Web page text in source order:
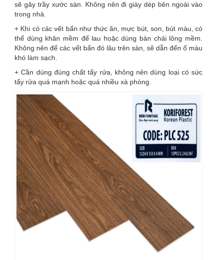
sẽ gây trầy xước sàn. Không nên đi giày dép bên ngoài vào
trong nhà.
+ Khi có các vết bẩn như thức ăn, mực bút, son, bút màu, có
thể dùng khăn mềm để lau hoặc dùng bàn chải lông mềm.
Không nên để các vết bẩn đó lâu trên sàn, sẽ dẫn đến ố màu
khó làm sạch.
+ Cần dùng đúng chất tẩy rửa, không nên dùng loại có sức
tẩy rửa quá mạnh hoặc quá nhiều xà phòng.